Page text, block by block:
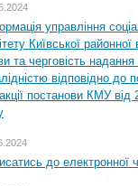
управління
Київської
та черговість надання
відповідно
постанови КМУ
до електронної